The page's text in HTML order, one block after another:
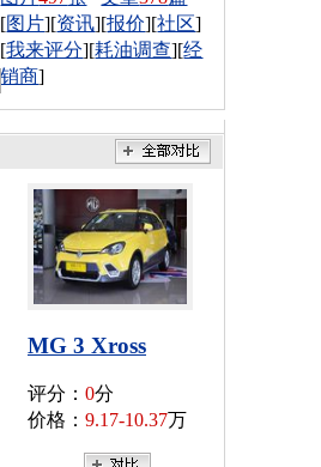
[图片][资讯][报价][社区]
[我来评分][耗油调查][经
销商]
MG 3 Xross
评分： 0分
价格： 9.17-10.37万